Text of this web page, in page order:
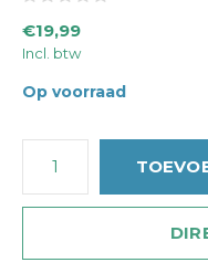
€19,99
Incl. btw
Op voorraad